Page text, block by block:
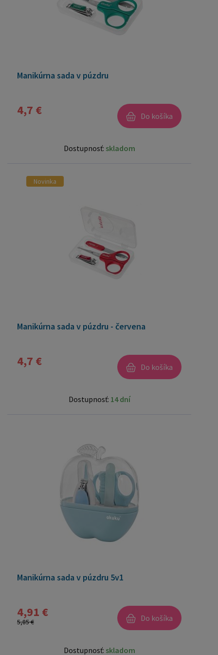
Manikúrna sada v púzdru
4,7 € Do košíka
Dostupnosť: skladom
Novinka
Manikúrna sada v púzdru - červena
4,7 € Do košíka
Dostupnosť: 14 dní
Manikúrna sada v púzdru 5v1
4,91 €
5,85 € Do košíka
Dostupnosť: skladom